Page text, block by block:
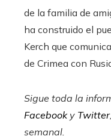
de la familia de
ha construido el
Kerch que
de Crimea con
Sigue toda la
Facebooky Twitter
semanal.